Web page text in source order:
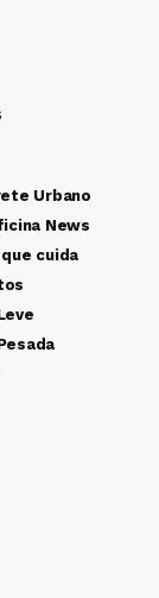
Urbano
News
cuida